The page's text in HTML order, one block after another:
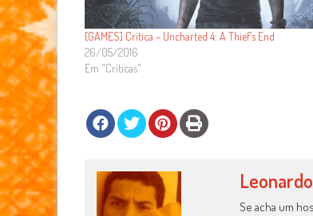
[GAMES] Crítica – Uncharted 4: A Thief’s End
26/05/2016
Em "Críticas"
Se acha um